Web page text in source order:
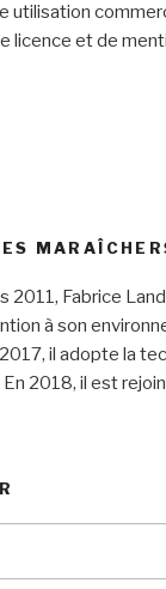
utilisation
licence et de
2011, Fabrice
à son
il adopte la
En 2018, il est